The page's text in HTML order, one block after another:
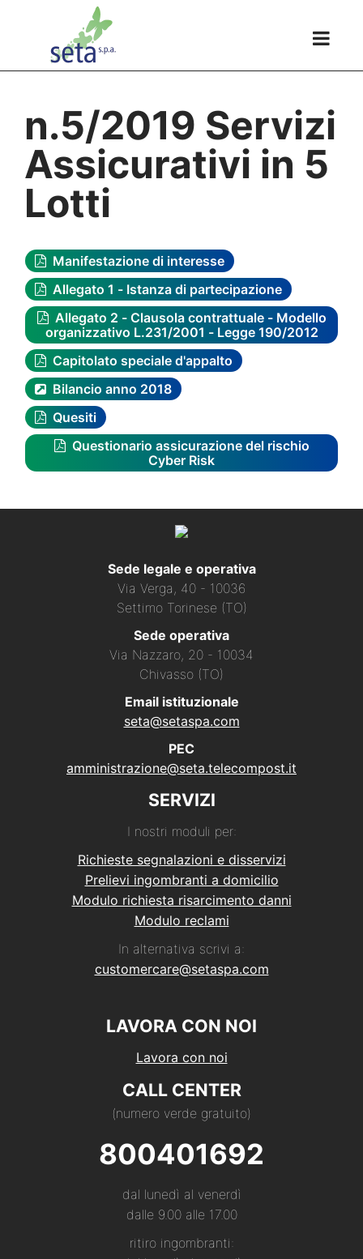
n.5/2019 Servizi
Assicurativi in 5
Lotti
Manifestazione di interesse
Allegato 1 - Istanza di partecipazione
Allegato 2 - Clausola contrattuale - Modello
organizzativo L.231/2001 - Legge 190/2012
Capitolato speciale d'appalto
Bilancio anno 2018
Quesiti
Questionario assicurazione del rischio
Cyber Risk
Sede legale e operativa
Via Verga, 40 - 10036
Settimo Torinese (TO)
Sede operativa
Via Nazzaro, 20 - 10034
Chivasso (TO)
Email istituzionale
seta@setaspa.com
PEC
amministrazione@seta.telecompost.it
SERVIZI
I nostri moduli per:
Richieste segnalazioni e disservizi
Prelievi ingombranti a domicilio
Modulo richiesta risarcimento danni
Modulo reclami
In alternativa scrivi a:
customercare@setaspa.com
LAVORA CON NOI
Lavora con noi
CALL CENTER
(numero verde gratuito)
800401692
dal lunedì al venerdì
dalle 9.00 alle 17.00
ritiro ingombranti: